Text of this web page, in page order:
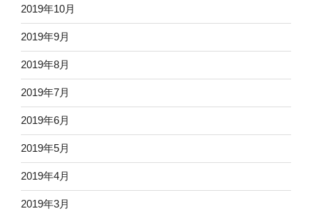
2019年10月
2019年9月
2019年8月
2019年7月
2019年6月
2019年5月
2019年4月
2019年3月